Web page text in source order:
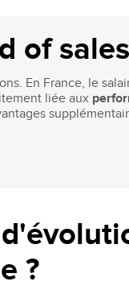
of
En France, le
liée aux
?